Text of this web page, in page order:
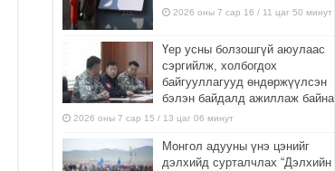
2026 оны 7 сар 16 / 11 цаг 50 минут
Үер усны болзошгүй аюулаас
сэргийлж, холбогдох
байгууллагууд өндөржүүлсэн
бэлэн байдалд ажиллаж байна
2026 оны 7 сар 15 / 13 цаг 06 минут
Монгол адууны үнэ цэнийг
дэлхийд сурталчлах “Дэлхийн